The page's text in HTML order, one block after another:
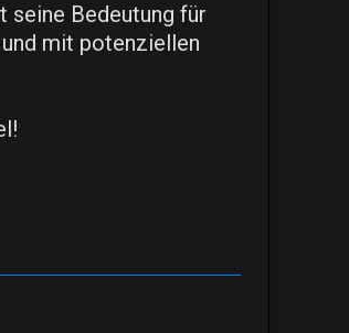
seine Bedeutung für
mit potenziellen